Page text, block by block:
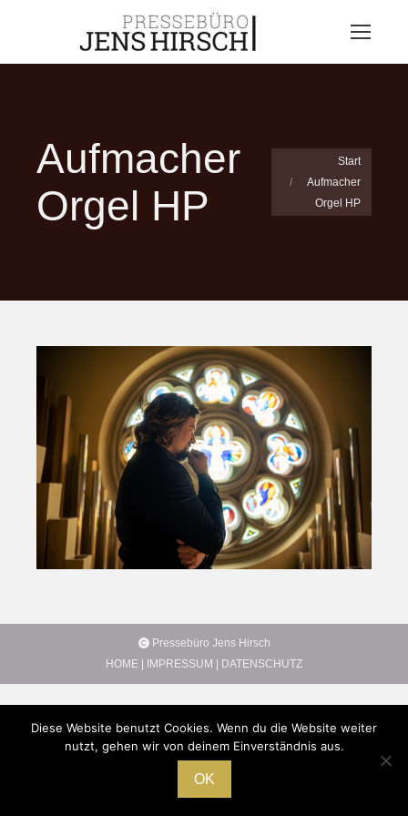
Aufmacher
Orgel HP
Sie befinden sich
hier:
Start
Aufmacher
Orgel HP
Pressebüro Jens Hirsch
HOME
IMPRESSUM DATENSCHUTZ
Diese Website benutzt Cookies. Wenn du die Website weiter
nutzt, gehen wir von deinem Einverständnis aus.
OK